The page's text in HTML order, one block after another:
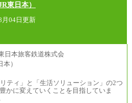
東日本）
月04日更新
ティ」と「生活ソリューション」の2つ
かに変えていくことを目指していま